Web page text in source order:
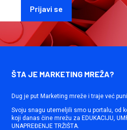
ŠTA JE MARKETING MREŽA?
Dug je put Marketing mreže i traje već
Svoju snagu utemeljili smo u portalu, od
koji danas čine mrežu za EDUKACIJU,
UNAPREĐENJE TRŽIŠTA.